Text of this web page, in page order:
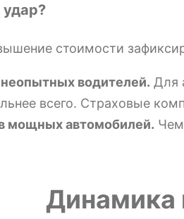
удар?
стоимости
водителей. Для
всего. Страховые
мощных автомобилей. Чем
Динамика